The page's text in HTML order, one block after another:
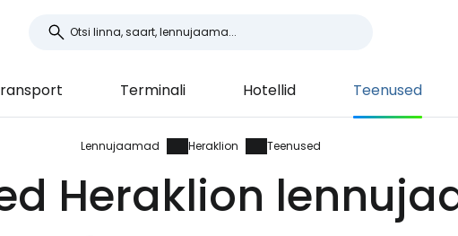
Terminali Hotellid Teenused
Lennujaamad Heraklion Teenused
Heraklion